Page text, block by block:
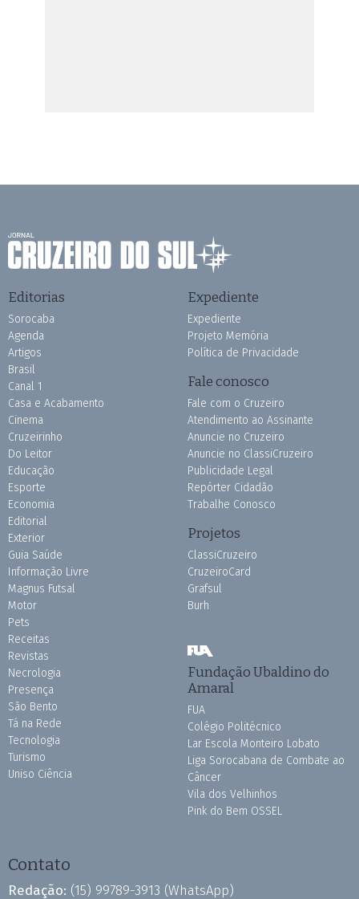
Editorias
Sorocaba
Agenda
Artigos
Brasil
Canal 1
Casa e Acabamento
Cinema
Cruzeirinho
Do Leitor
Educação
Esporte
Economia
Editorial
Exterior
Guia Saúde
Informação Livre
Magnus Futsal
Motor
Pets
Receitas
Revistas
Necrologia
Presença
São Bento
Tá na Rede
Tecnologia
Turismo
Uniso Ciência
Expediente
Expediente
Projeto Memória
Política de Privacidade
Fale conosco
Fale com o Cruzeiro
Atendimento ao Assinante
Anuncie no Cruzeiro
Anuncie no ClassiCruzeiro
Publicidade Legal
Repórter Cidadão
Trabalhe Conosco
Projetos
ClassiCruzeiro
CruzeiroCard
Grafsul
Burh
Fundação Ubaldino do
Amaral
FUA
Colégio Politécnico
Lar Escola Monteiro Lobato
Liga Sorocabana de Combate ao
Câncer
Vila dos Velhinhos
Pink do Bem OSSEL
Contato
Redação: (15) 99789-3913 (WhatsApp)